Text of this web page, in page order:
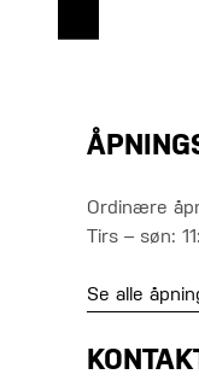
Ordinære
Tirs – søn:
Se alle